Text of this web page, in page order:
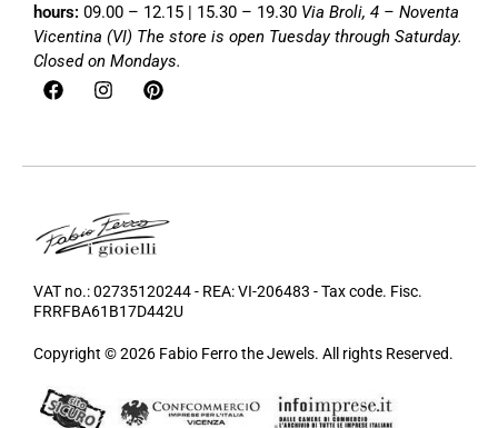
hours: 09.00 – 12.15 | 15.30 – 19.30 Via Broli, 4 – Noventa
Vicentina (VI) The store is open Tuesday through Saturday.
Closed on Mondays.
VAT no.: 02735120244 - REA: VI-206483 - Tax code. Fisc.
FRRFBA61B17D442U
Copyright © 2026 Fabio Ferro the Jewels. All rights Reserved.